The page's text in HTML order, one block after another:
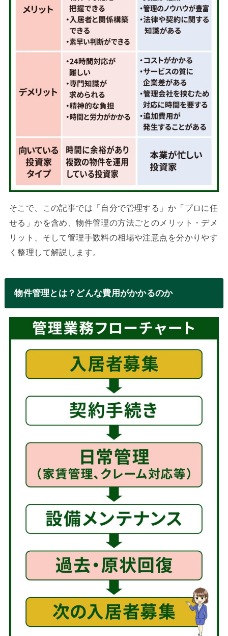
そこで、この記事では「自分で管理する」か「プロに任
せる」かを含め、物件管理の方法ごとのメリット・デメ
リット、そして管理手数料の相場や注意点を分かりやす
く整理して解説します。
物件管理とは？どんな費用がかかるのか